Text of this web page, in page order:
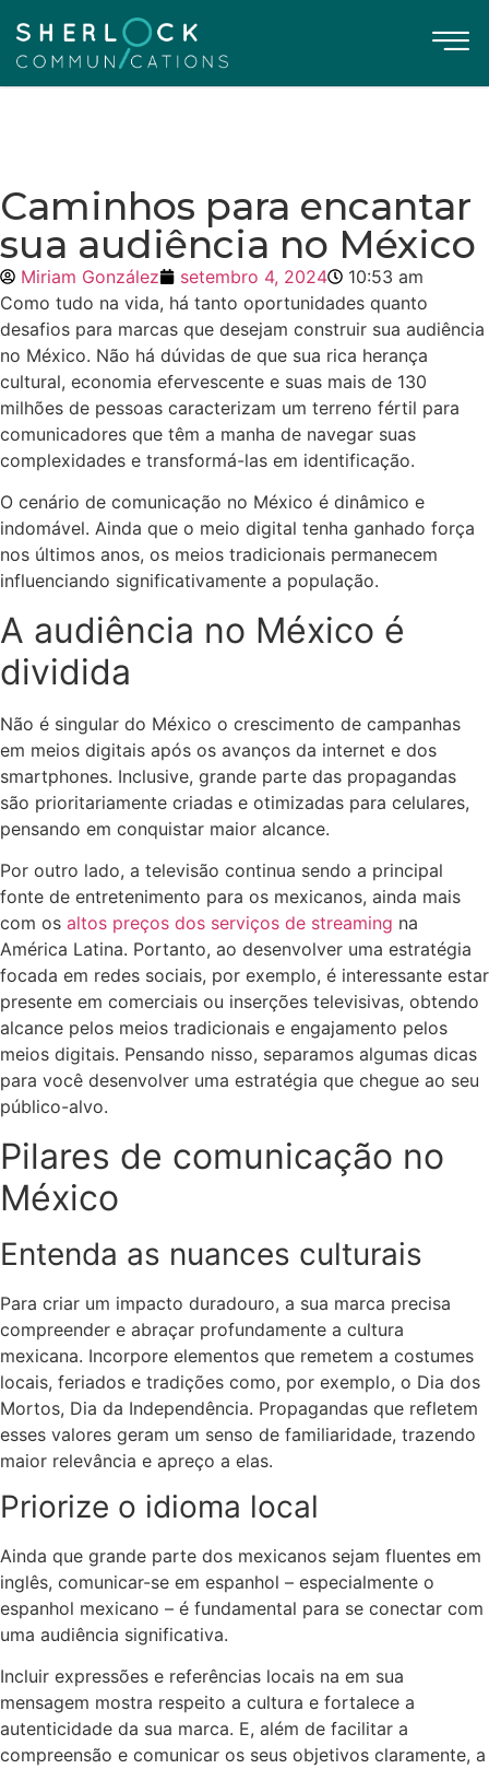
Caminhos para encantar
sua audiência no México
Miriam González setembro 4, 2024
10:53 am
Como tudo na vida, há tanto oportunidades quanto
desafios para marcas que desejam construir sua audiência
no México. Não há dúvidas de que sua rica herança
cultural, economia efervescente e suas mais de 130
milhões de pessoas caracterizam um terreno fértil para
comunicadores que têm a manha de navegar suas
complexidades e transformá-las em identificação.
O cenário de comunicação no México é dinâmico e
indomável. Ainda que o meio digital tenha ganhado força
nos últimos anos, os meios tradicionais permanecem
influenciando significativamente a população.
A audiência no México é
dividida
Não é singular do México o crescimento de campanhas
em meios digitais após os avanços da internet e dos
smartphones. Inclusive, grande parte das propagandas
são prioritariamente criadas e otimizadas para celulares,
pensando em conquistar maior alcance.
Por outro lado, a televisão continua sendo a principal
fonte de entretenimento para os mexicanos, ainda mais
com os altos preços dos serviços de streaming na
América Latina. Portanto, ao desenvolver uma estratégia
focada em redes sociais, por exemplo, é interessante estar
presente em comerciais ou inserções televisivas, obtendo
alcance pelos meios tradicionais e engajamento pelos
meios digitais. Pensando nisso, separamos algumas dicas
para você desenvolver uma estratégia que chegue ao seu
público-alvo.
Pilares de comunicação no
México
Entenda as nuances culturais
Para criar um impacto duradouro, a sua marca precisa
compreender e abraçar profundamente a cultura
mexicana. Incorpore elementos que remetem a costumes
locais, feriados e tradições como, por exemplo, o Dia dos
Mortos, Dia da Independência. Propagandas que refletem
esses valores geram um senso de familiaridade, trazendo
maior relevância e apreço a elas.
Priorize o idioma local
Ainda que grande parte dos mexicanos sejam fluentes em
inglês, comunicar-se em espanhol – especialmente o
espanhol mexicano – é fundamental para se conectar com
uma audiência significativa.
Incluir expressões e referências locais na em sua
mensagem mostra respeito a cultura e fortalece a
autenticidade da sua marca. E, além de facilitar a
compreensão e comunicar os seus objetivos claramente, a